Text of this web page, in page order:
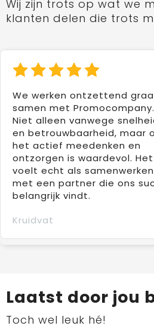
Wij zijn trots op wat we
klanten delen die trots
We werken ontzettend
samen met Promocompany.
Niet alleen vanwege
en betrouwbaarheid, maar
het actief meedenken en
ontzorgen is waardevol. Het
voelt echt als samenwerken
met een partner die ons
belangrijk vindt.
Kruidvat
Laatst door jou
Toch wel leuk hé!